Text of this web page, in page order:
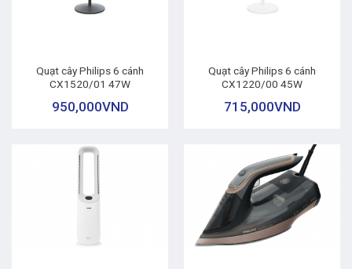
Quạt cây Philips 6 cánh
CX1520/01 47W
950,000VND
Quạt cây Philips 6 cánh
CX1220/00 45W
715,000VND